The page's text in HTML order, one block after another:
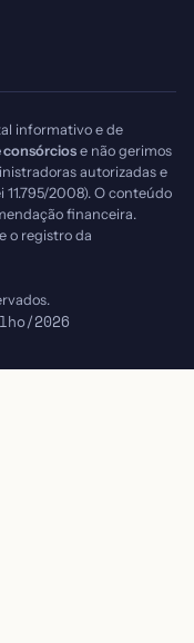
informativo e de
consórcios e não gerimos
autorizadas e
2008). O conteúdo
financeira.
o registro da
2026